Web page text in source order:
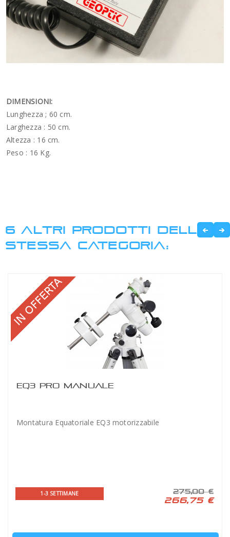
DIMENSIONI:
Lunghezza ; 60 cm.
Larghezza : 50 cm.
Altezza : 16 cm.
Peso : 16 Kg.
6 ALTRI PRODOTTI DELLA
STESSA CATEGORIA:
EQ3 PRO MANUALE
Montatura Equatoriale EQ3 motorizzabile
1-3 SETTIMANE 275,00 €
266,75 €